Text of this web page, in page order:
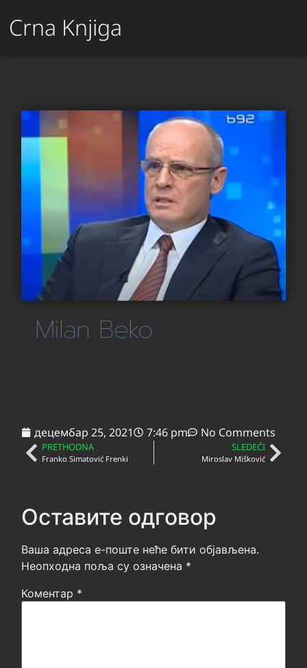
Crna Knjiga
Milan Beko
децембар 25, 2021 7:46 pm No Comments
PRETHODNA
Franko Simatović Frenki
SLEDEĆI
Miroslav Mišković
Оставите одговор
Ваша адреса е-поште неће бити објављена.
Неопходна поља су означена *
Коментар *